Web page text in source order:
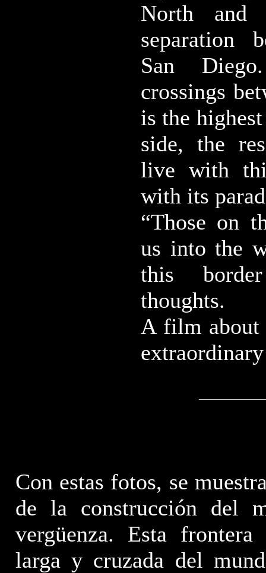
North and
separation
San
crossings
is the
side, the
live with
with its
“Those on
us into the
this
thoughts.
A film about
Con estas fotos, se
de la construcción del
vergüenza. Esta
larga y cruzada del